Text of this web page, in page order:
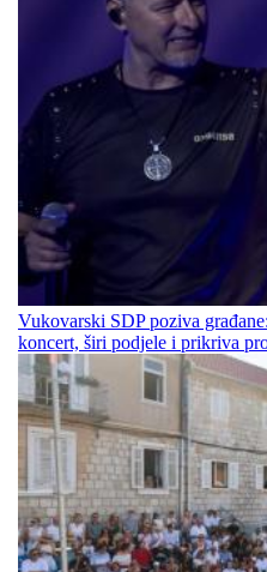
Vukovarski SDP poziva
koncert, širi podjele i prikriva